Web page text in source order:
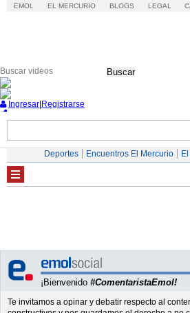
EMOL EL MERCURIO BLOGS LEGAL
Buscar
Ingresar Registrarse
Deportes Encuentros El Mercurio
¡Bienvenido #ComentaristaEmol!
Te invitamos a opinar y debatir respecto al